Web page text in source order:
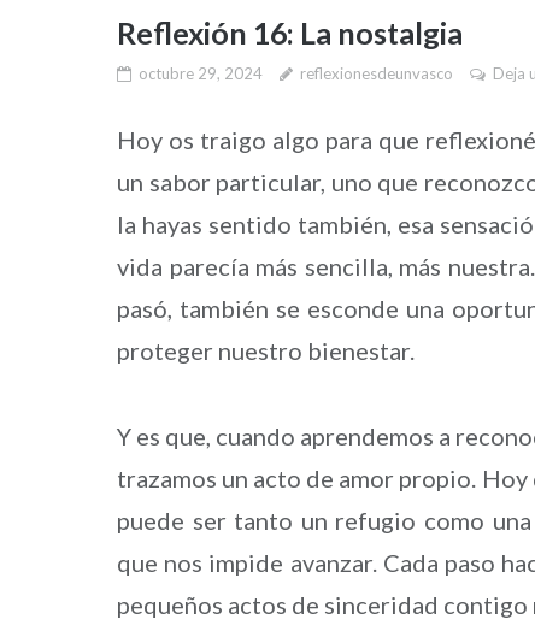
Reflexión 16: La nostalgia
octubre 29, 2024 reflexionesdeunvasco Deja
Hoy os traigo algo para que
un sabor particular, uno que
la hayas sentido también, esa
vida parecía más sencilla, más
pasó, también se esconde una
proteger nuestro bienestar.
Y es que, cuando aprendemos a
trazamos un acto de amor propio.
puede ser tanto un refugio como
que nos impide avanzar. Cada paso
pequeños actos de sinceridad contigo